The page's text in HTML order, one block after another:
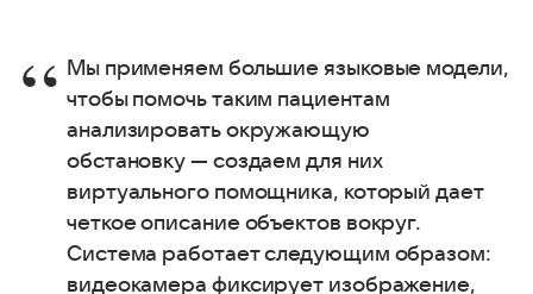
Мы применяем большие языковые модели,
чтобы помочь таким пациентам
анализировать окружающую
обстановку — создаем для них
виртуального помощника, который дает
четкое описание объектов вокруг.
Система работает следующим образом:
видеокамера фиксирует изображение,